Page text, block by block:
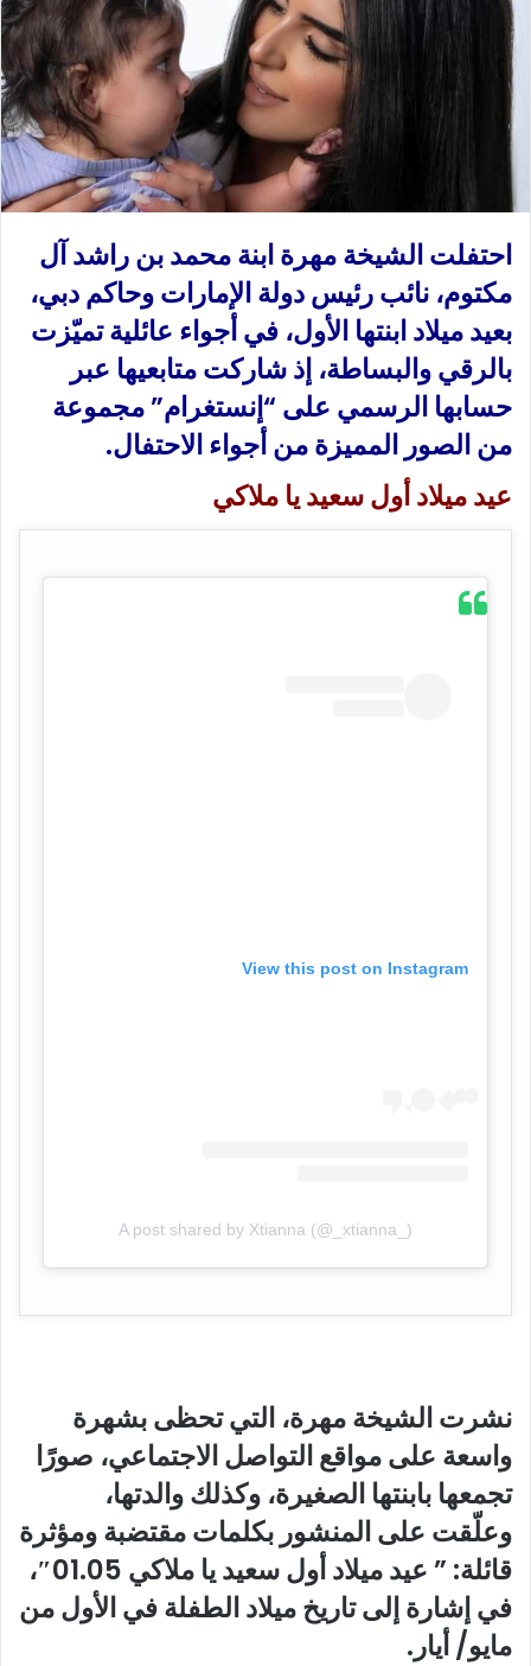
إ
ل
ك
ر
و
ن
ي
احتفلت الشيخة مهرة ابنة محمد بن راشد آل
مكتوم، نائب رئيس دولة الإمارات وحاكم دبي،
بعيد ميلاد ابنتها الأول، في أجواء عائلية تميّزت
بالرقي والبساطة، إذ شاركت متابعيها عبر
حسابها الرسمي على “إنستغرام” مجموعة
من الصور المميزة من أجواء الاحتفال.
عيد ميلاد أول سعيد يا ملاكي
View this post on Instagram
A post shared by Xtianna (@_xtianna_)
نشرت الشيخة مهرة، التي تحظى بشهرة
واسعة على مواقع التواصل الاجتماعي، صورًا
تجمعها بابنتها الصغيرة، وكذلك والدتها،
وعلّقت على المنشور بكلمات مقتضبة ومؤثرة
قائلة: ” عيد ميلاد أول سعيد يا ملاكي 01.05″،
في إشارة إلى تاريخ ميلاد الطفلة في الأول من
مايو/ أيار.